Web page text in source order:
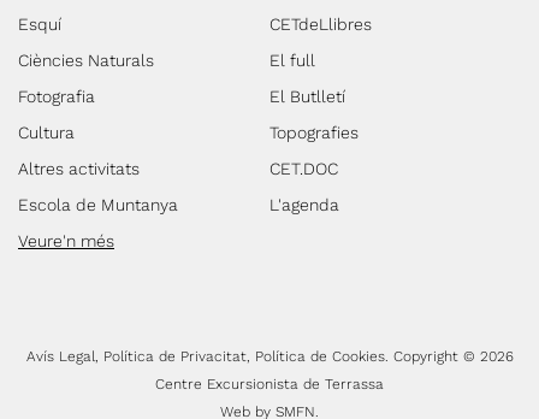
Esquí
Ciències Naturals
Fotografia
Cultura
Altres activitats
Escola de Muntanya
Veure'n més
CETdeLlibres
El full
El Butlletí
Topografies
CET.DOC
L'agenda
Avís Legal Política de Privacitat Política de Cookies Copyright © 2026
Centre Excursionista de Terrassa
Web by SMFN